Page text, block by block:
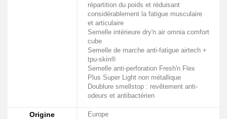
répartition du poids et réduisant
considérablement la fatigue musculaire
et articulaire
Semelle intérieure dry'n air omnia comfort
cube
Semelle de marche anti-fatigue airtech +
tpu-skin®
Semelle anti-perforation Fresh'n Flex
Plus Super Light non métallique
Doublure smellstop : revêtement anti-
odeurs et antibactérien
Origine Europe